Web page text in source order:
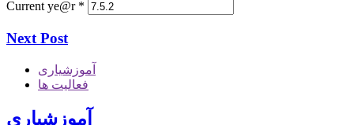
Current ye@r *
Next Post
آموزشیاری
فعالیت ها
آموزشیاری